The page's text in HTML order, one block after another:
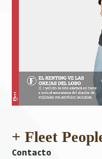
+ Fleet
Contacto